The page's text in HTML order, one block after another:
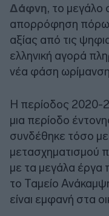
Δάφνη, το μεγάλο
απορρόφηση πόρων
αξίας από τις
ελληνική αγορά
νέα φάση
Η περίοδος 2020-
μια περίοδο
συνδέθηκε τόσο
μετασχηματισμού
με τα μεγάλα έργα
το Ταμείο
είναι εμφανή στα